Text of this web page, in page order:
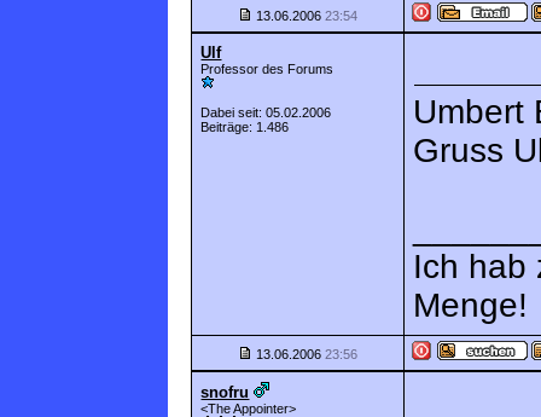
13.06.200623:54
Ulf
Professor des Forums
Dabei seit: 05.02.2006
Beiträge: 1.486
Umbert
Gruss
Ich hab
Menge!
13.06.200623:56
snofru
<The Appointer>